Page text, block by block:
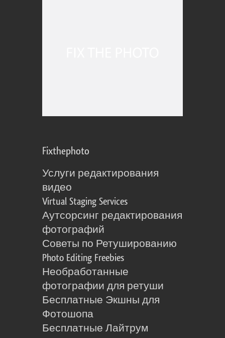
Fixthephoto
Услуги редактирования
видео
Virtual Staging Services
Аутсорсинг редактирования
фотографий
Советы по Ретушированию
Photo Editing Freebies
Необработанные
фотографии для ретуши
Бесплатные Экшны для
Фотошопа
Бесплатные Лайтрум